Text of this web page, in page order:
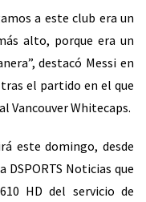
a este club era un
alto, porque era un
destacó Messi en
tras el partido en el que
Vancouver Whitecaps.
este domingo, desde
Noticias que
HD del servicio de